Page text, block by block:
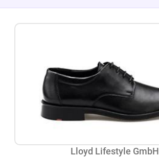
Lloyd Lifestyle GmbH